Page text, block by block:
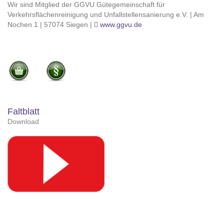
Wir sind Mitglied der GGVU Gütegemeinschaft für
Verkehrsflächenreinigung und Unfallstellensanierung e.V. | Am
Nochen 1 | 57074 Siegen |
www.ggvu.de
Faltblatt
Download